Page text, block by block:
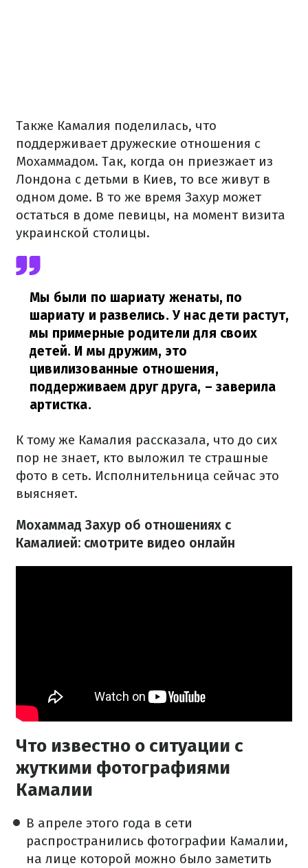
Также Камалия поделилась, что
поддерживает дружеские отношения с
Мохаммадом. Так, когда он приезжает из
Лондона с детьми в Киев, то все живут в
одном доме. В то же время Захур может
остаться в доме певицы, на момент визита
украинской столицы.
Мы были по шариату женаты, по
шариату и развелись. У нас дети растут,
мы примерные родители для своих
детей. И мы дружим, это
цивилизованные отношения,
поддерживаем друг друга, – заверила
артистка.
К тому же Камалия рассказала, что до сих
пор не знает, кто выложил те страшные
фото в сеть. Исполнительница сейчас это
выясняет.
Мохаммад Захур об отношениях с
Камалией: смотрите видео онлайн
Что известно о ситуации с
жуткими фотографиями
Камалии
В апреле этого года в сети
распространились фотографии Камалии,
на лице которой можно было заметить